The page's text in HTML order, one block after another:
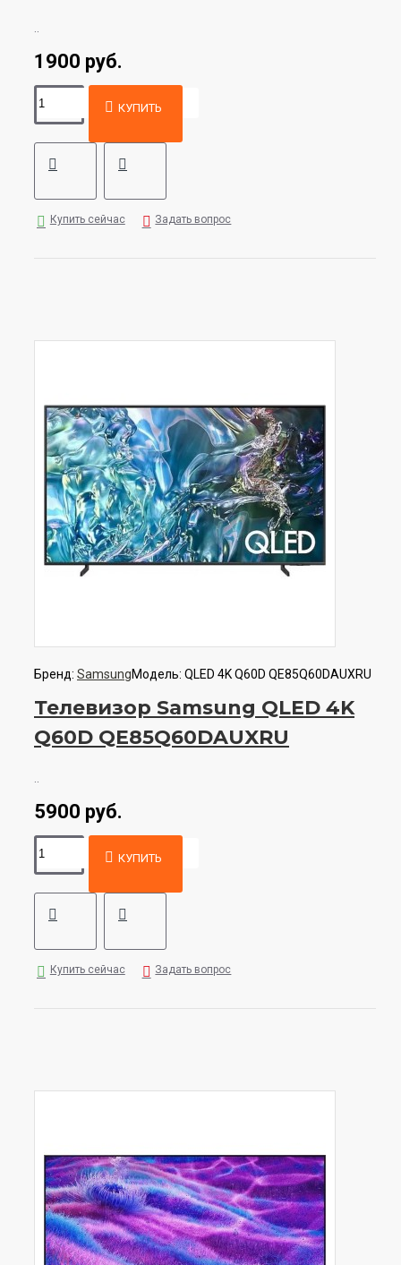
1900 руб.
КУПИТЬ
Купить сейчас Задать вопрос
Бренд: SamsungМодель: QLED 4K Q60D QE85Q60DAUXRU
Телевизор Samsung QLED 4K
Q60D QE85Q60DAUXRU
5900 руб.
КУПИТЬ
Купить сейчас Задать вопрос